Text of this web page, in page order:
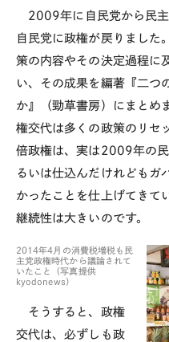
2009年に自民党から民
自民党に政権が戻りました
策の内容やその決定過程に
い、その成果を編著『二
か』（勁草書房）にまとめ
権交代は多くの政策のリセ
倍政権は、実は 2009年の
るいは仕込んだけれどもガ
かったことを仕上げてきて
継続性は大きいのです。
2014年4月の消費税増税も民
主党政権時代から議論されて
いたこと（写真提供
kyodonews）
そうすると、政権
交代は、必ずしも政